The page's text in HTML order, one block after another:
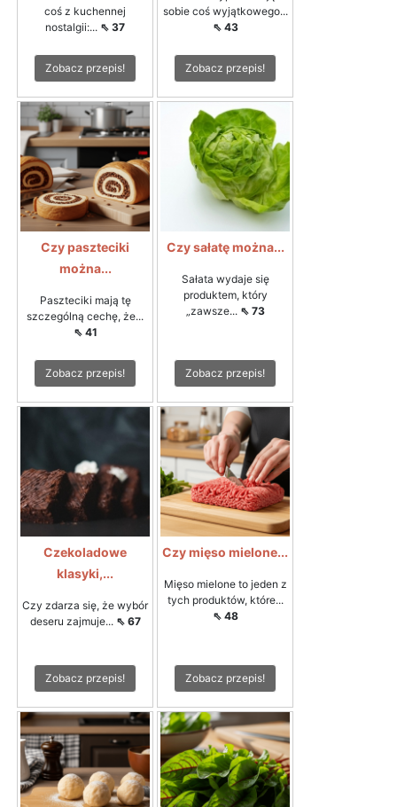
coś z kuchennej
nostalgii:... ⇖ 37
Zobacz przepis!
sobie coś wyjątkowego...
⇖ 43
Zobacz przepis!
Czy paszteciki
można...
Paszteciki mają tę
szczególną cechę, że...
⇖ 41
Zobacz przepis!
Czy sałatę można...
Sałata wydaje się
produktem, który
„zawsze... ⇖ 73
Zobacz przepis!
Czekoladowe
klasyki,...
Czy zdarza się, że wybór
deseru zajmuje... ⇖ 67
Zobacz przepis!
Czy mięso mielone...
Mięso mielone to jeden z
tych produktów, które...
⇖ 48
Zobacz przepis!